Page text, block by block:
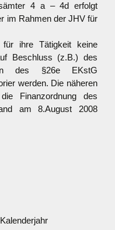
4 a – 4d erfolgt
im Rahmen der JHV für
für ihre Tätigkeit keine
Beschluss (z.B.) des
des §26e EKstG
werden. Die näheren
Finanzordnung des
am 8.August 2008